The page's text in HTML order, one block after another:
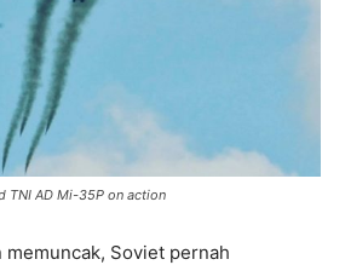
TNI AD Mi-35P on action
Soviet pernah